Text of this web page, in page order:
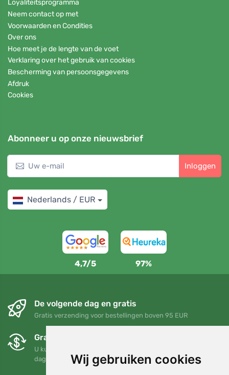
Wij gebruiken cookies
Loyaliteitsprogramma
Neem contact op met
Voorwaarden en Condities
Over ons
Hoe meet je de lengte van de voet
Verklaring over het gebruik van cookies
Bescherming van persoonsgegevens
Afdruk
Cookies
Abonneer u op onze nieuwsbrief
Inloggen
Nederlands / EUR
4,7/5 97%
De volgende dag en gratis
Gratis verzending voor bestellingen boven 95 EUR
Gratis ruilen en retourneren
U kunt uw bestelling op elk gewenst moment binnen 90
dagen retourneren of ruilen